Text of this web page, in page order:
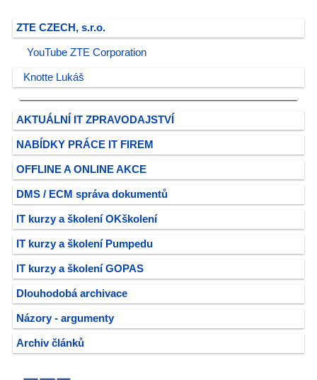
ZTE CZECH, s.r.o.
YouTube ZTE Corporation
Knotte Lukáš
AKTUÁLNÍ IT ZPRAVODAJSTVÍ
NABÍDKY PRÁCE IT FIREM
OFFLINE A ONLINE AKCE
DMS / ECM správa dokumentů
IT kurzy a školení OKškolení
IT kurzy a školení Pumpedu
IT kurzy a školení GOPAS
Dlouhodobá archivace
Názory - argumenty
Archiv článků